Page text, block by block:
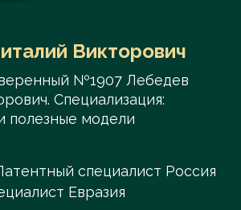
Викторович
№1907 Лебедев
Специализация:
полезные модели
специалист Россия
Евразия